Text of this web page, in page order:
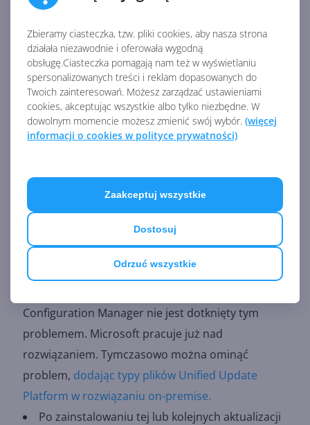
Zbieramy ciasteczka, tzw. pliki cookies, aby nasza strona
działała niezawodnie i oferowała wygodną
obsługę.Ciasteczka pomagają nam też w wyświetlaniu
spersonalizowanych treści i reklam dopasowanych do
Twoich zainteresowań. Możesz zarządzać ustawieniami
cookies, akceptując wszystkie albo tylko niezbędne. W
dowolnym momencie możesz zmienić swój wybór. (więcej
informacji o cookies w polityce prywatności)
Odrzuć wszystkie
Dostosuj
Zaakceptuj wszystkie
Aktualizacje wydane 14 lutego 2023 roku lub
później mogą nie być oferowane z niektórych
serwerów Windows Server Update Services (WSUS)
dla wersji Windows 11 22H2. Aktualizacje pobiorą się
na serwer WSUS, ale mogą nie rozpropagować się
zupgrade'owane z Windows Server 2016 bądź
Windows Server 2019. Problem ten jest
spowodowany przypadkowym usunięciem typów
MIME Unified Update Platform (UUP) w trakcie
upgrade'u i może dotyczyć tak aktualizacji
Configuration Manager nie jest dotknięty tym
problemem. Microsoft pracuje już nad
rozwiązaniem. Tymczasowo można ominąć
problem, dodając typy plików Unified Update
Platform w rozwiązaniu on-premise.
Po zainstalowaniu tej lub kolejnych aktualizacji